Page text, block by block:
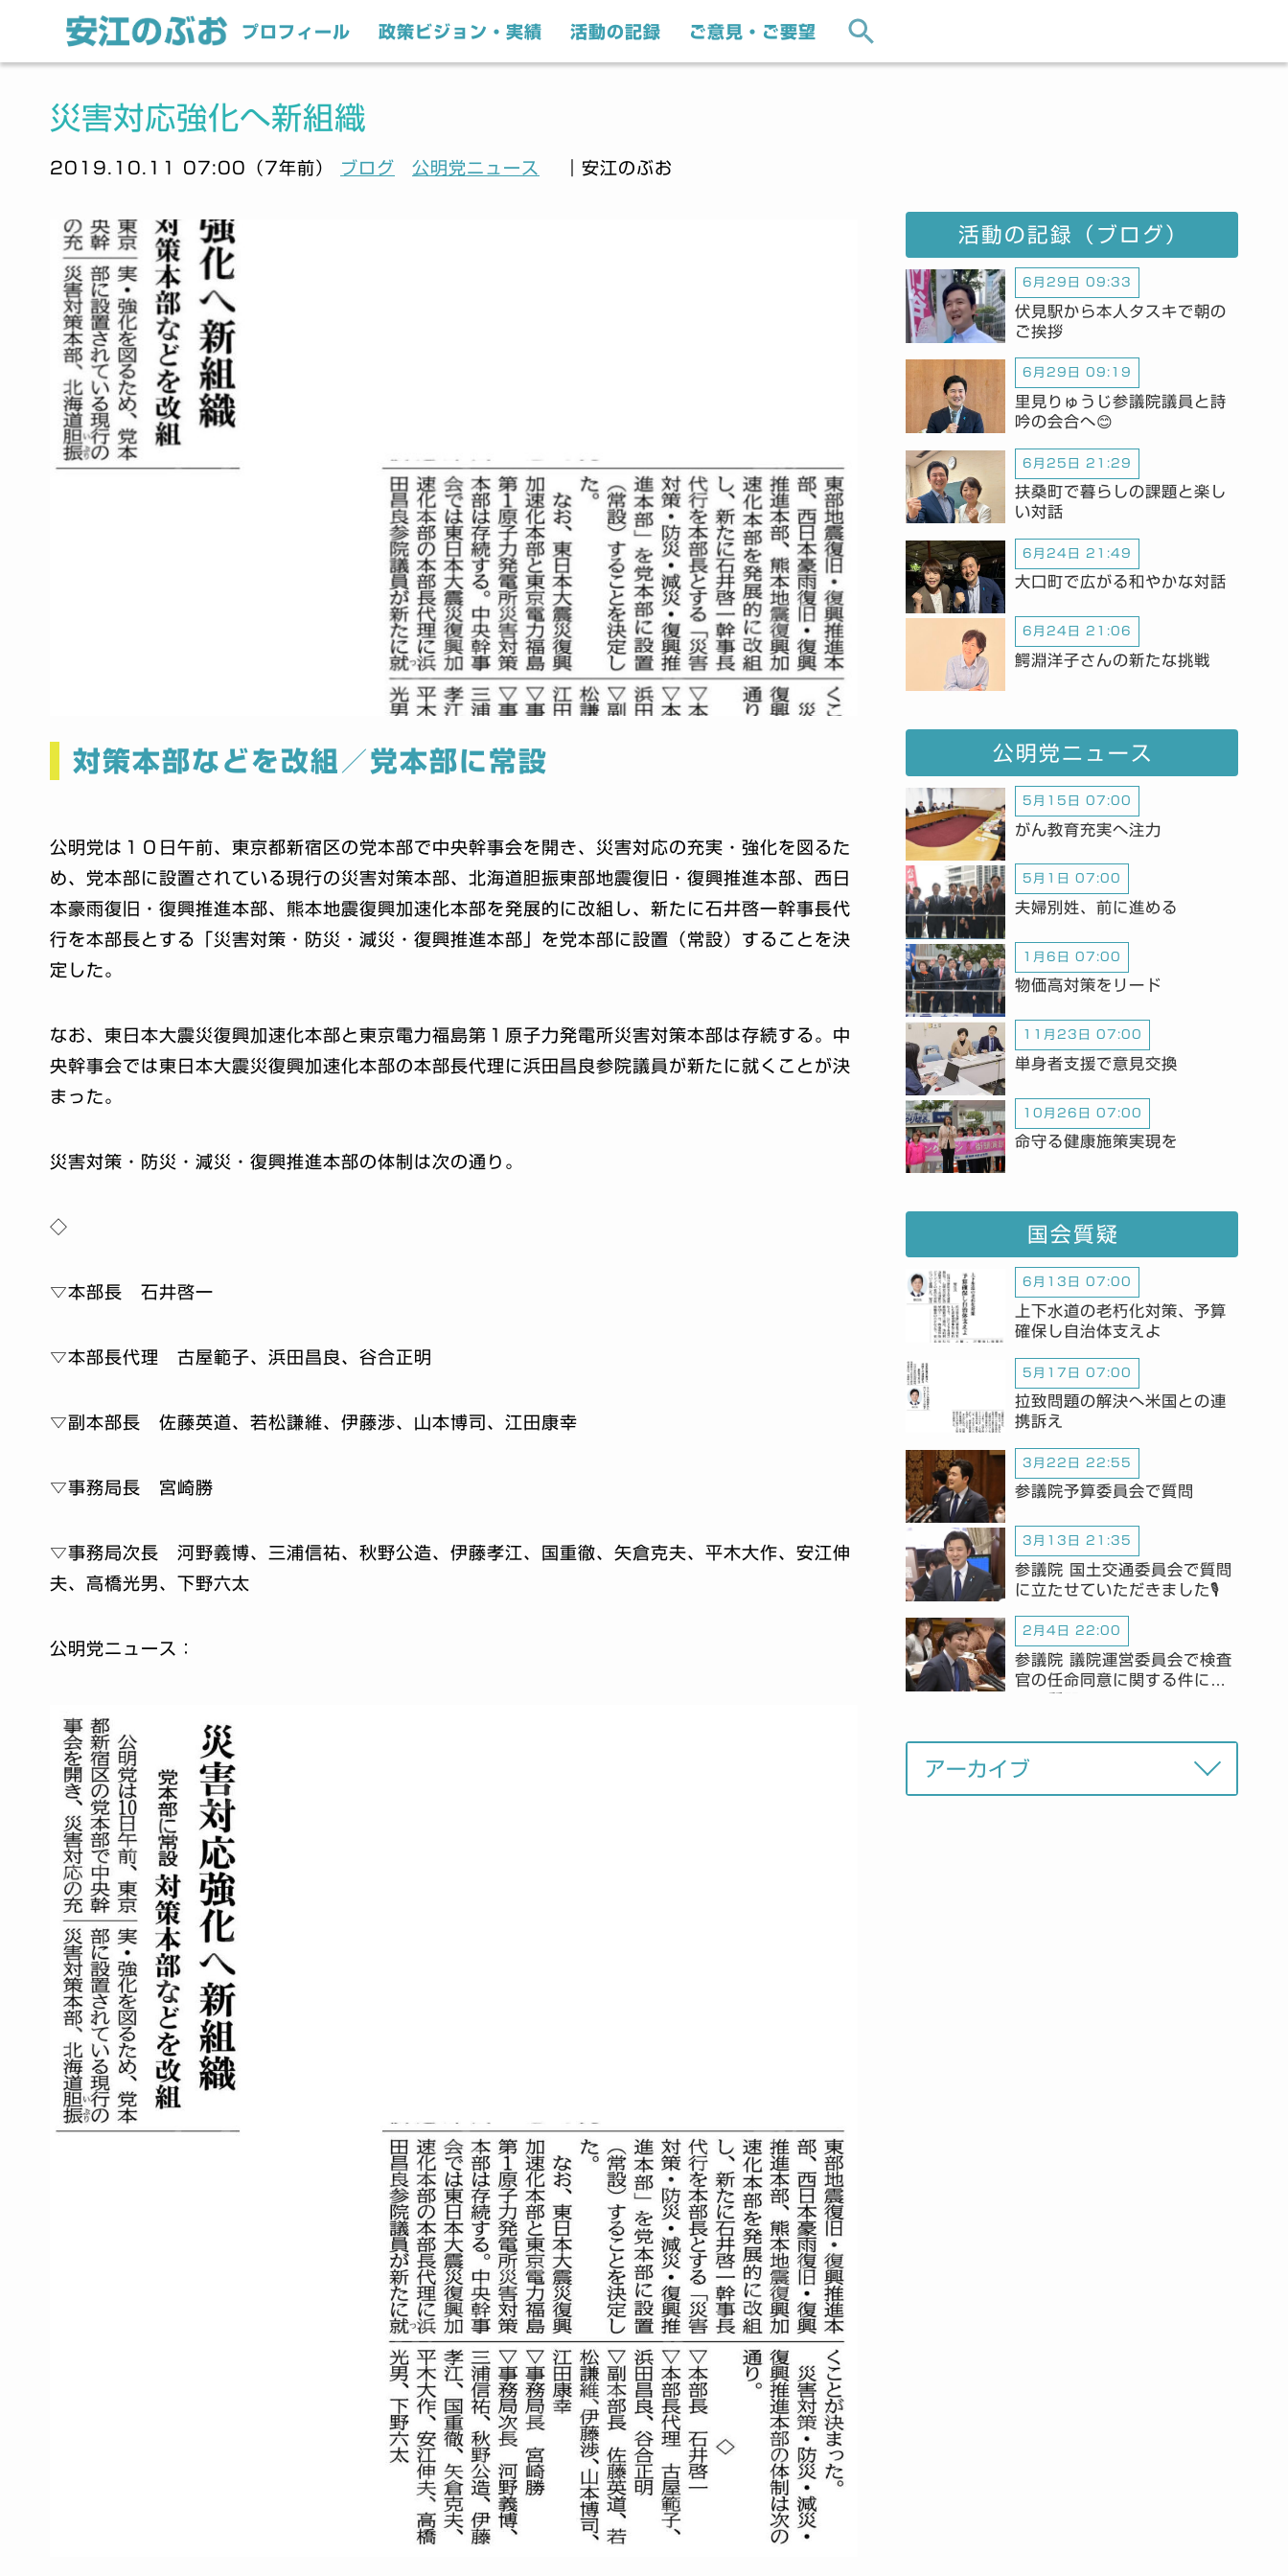
プロフィール 政策ビジョン・実績 活動の記録 ご意見・ご要望
災害対応強化へ新組織
2019.10.11 07:00（7年前） ブログ 公明党ニュース ｜安江のぶお
対策本部などを改組／党本部に常設
公明党は１０日午前、東京都新宿区の党本部で中央幹事会を開き、災害対応の充実・強化を図るた
め、党本部に設置されている現行の災害対策本部、北海道胆振東部地震復旧・復興推進本部、西日
本豪雨復旧・復興推進本部、熊本地震復興加速化本部を発展的に改組し、新たに石井啓一幹事長代
行を本部長とする「災害対策・防災・減災・復興推進本部」を党本部に設置（常設）することを決
定した。
なお、東日本大震災復興加速化本部と東京電力福島第１原子力発電所災害対策本部は存続する。中
央幹事会では東日本大震災復興加速化本部の本部長代理に浜田昌良参院議員が新たに就くことが決
まった。
災害対策・防災・減災・復興推進本部の体制は次の通り。
◇
▽本部長 石井啓一
▽本部長代理 古屋範子、浜田昌良、谷合正明
▽副本部長 佐藤英道、若松謙維、伊藤渉、山本博司、江田康幸
▽事務局長 宮崎勝
▽事務局次長 河野義博、三浦信祐、秋野公造、伊藤孝江、国重徹、矢倉克夫、平木大作、安江伸
夫、高橋光男、下野六太
公明党ニュース：
活動の記録（ブログ）
6月29日 09:33
伏見駅から本人タスキで朝の
ご挨拶
6月29日 09:19
里見りゅうじ参議院議員と詩
吟の会合へ😊
6月25日 21:29
扶桑町で暮らしの課題と楽し
い対話
6月24日 21:49
大口町で広がる和やかな対話
6月24日 21:06
鰐淵洋子さんの新たな挑戦
公明党ニュース
5月15日 07:00
がん教育充実へ注力
5月1日 07:00
夫婦別姓、前に進める
1月6日 07:00
物価高対策をリード
11月23日 07:00
単身者支援で意見交換
10月26日 07:00
命守る健康施策実現を
国会質疑
6月13日 07:00
上下水道の老朽化対策、予算
確保し自治体支えよ
5月17日 07:00
拉致問題の解決へ米国との連
携訴え
3月22日 22:55
参議院予算委員会で質問
3月13日 21:35
参議院 国土交通委員会で質問
に立たせていただきました🎙️
2月4日 22:00
参議院 議院運営委員会で検査
官の任命同意に関する件につ